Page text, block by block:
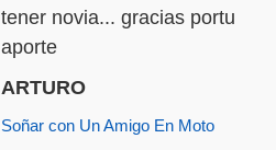
tener novia... gracias portu
aporte
ARTURO
Soñar con Un Amigo En Moto